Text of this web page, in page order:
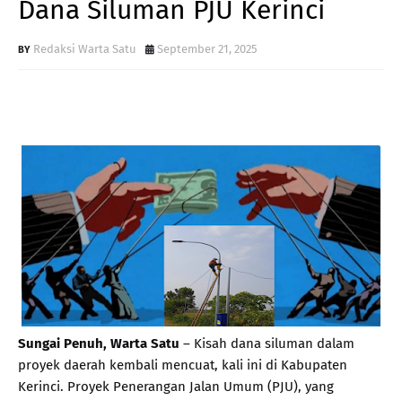
Dana Siluman PJU Kerinci
Redaksi Warta Satu September 21, 2025
Sungai Penuh, Warta Satu – Kisah dana siluman dalam
proyek daerah kembali mencuat, kali ini di Kabupaten
Kerinci. Proyek Penerangan Jalan Umum (PJU), yang